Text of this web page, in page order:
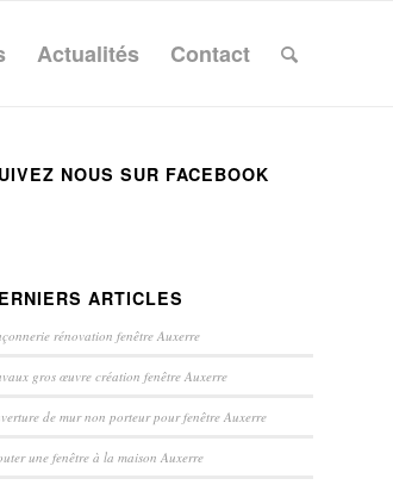
Actualités Contact
NOUS SUR FACEBOOK
ARTICLES
rénovation fenêtre Auxerre
gros œuvre création fenêtre Auxerre
de mur non porteur pour fenêtre Auxerre
une fenêtre à la maison Auxerre